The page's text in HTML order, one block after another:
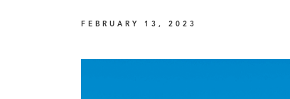
FEBRUARY 13, 2023